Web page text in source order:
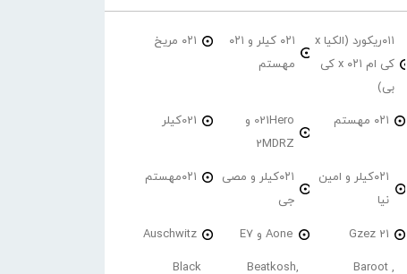
۰۱۱ریکورد (الکیا x
کی ام ۰۲۱ x کی
بی)
۰۲۱ کیلر و ۰۲۱
مهستم
۰۲۱ مریخ
۰۲۱ مهستم
021Hero و
2MDRZ
021کیلر
۰۲۱کیلر و امین
نیا
۰۲۱کیلر و مصی
جی
۰۲۱مهستم
21 Gzez Aone و E7 Auschwitz
Baroot ,
Beatkosh,
Black